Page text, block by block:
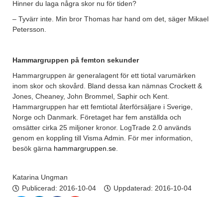
Hinner du laga några skor nu för tiden?
– Tyvärr inte. Min bror Thomas har hand om det, säger Mikael
Petersson.
Hammargruppen på femton sekunder
Hammargruppen är generalagent för ett tiotal varumärken
inom skor och skovård. Bland dessa kan nämnas Crockett &
Jones, Cheaney, John Brommel, Saphir och Kent.
Hammargruppen har ett femtiotal återförsäljare i Sverige,
Norge och Danmark. Företaget har fem anställda och
omsätter cirka 25 miljoner kronor. LogTrade 2.0 används
genom en koppling till Visma Admin. För mer information,
besök gärna hammargruppen.se
Katarina Ungman
Publicerad: 2016-10-04 Uppdaterad: 2016-10-04